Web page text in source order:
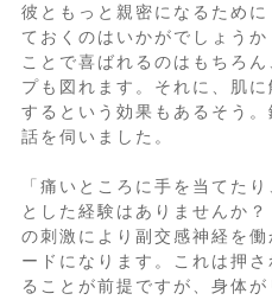
彼ともっと親密になるため
ておくのはいかがでしょう
ことで喜ばれるのはもちろ
プも図れます。それに、肌
するという効果もあるそう
話を伺いました。
「痛いところに手を当てた
とした経験はありませんか
の刺激により副交感神経を
ードになります。これは押
ることが前提ですが、身体